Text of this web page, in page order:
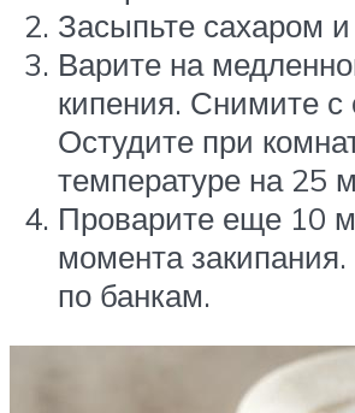
Засыпьте сахаром
Варите на
кипения. Снимите с
Остудите при
температуре на 25
Проварите еще 10
момента
по банкам.